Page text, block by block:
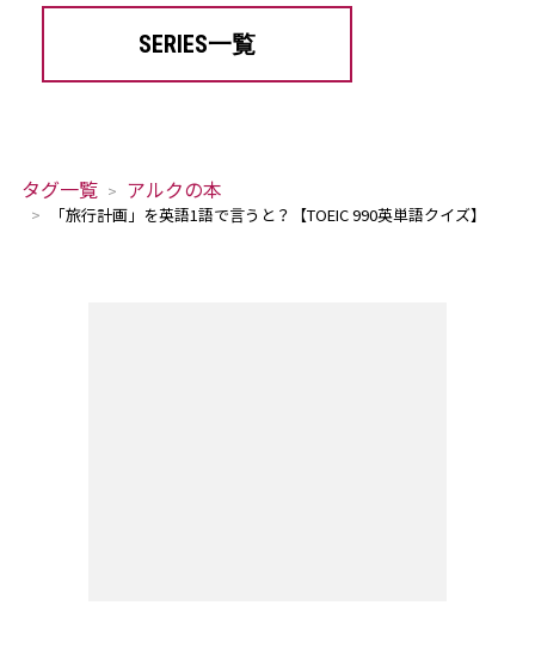
SERIES一覧
タグ一覧 アルクの本
「旅行計画」を英語1語で言うと？【TOEIC 990英単語クイズ】